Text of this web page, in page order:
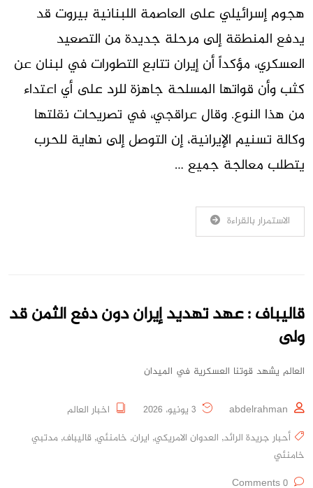
هجوم إسرائيلي على العاصمة اللبنانية بيروت قد
يدفع المنطقة إلى مرحلة جديدة من التصعيد
العسكري، مؤكداً أن إيران تتابع التطورات في لبنان عن
كثب وأن قواتها المسلحة جاهزة للرد على أي اعتداء
من هذا النوع. وقال عراقجي، في تصريحات نقلتها
وكالة تسنيم الإيرانية، إن التوصل إلى نهاية للحرب
يتطلب معالجة جميع …
الاستمرار بالقراءة
قاليباف : عهد تهديد إيران دون دفع الثمن قد
ولى
العالم يشهد قوتنا العسكرية في الميدان
abdelrahman
اخبار العالم
أحبار جريدة الرائد, العدوان الامريكي, ايران, خامنئي, قاليباف, مدتبي
خامنئي